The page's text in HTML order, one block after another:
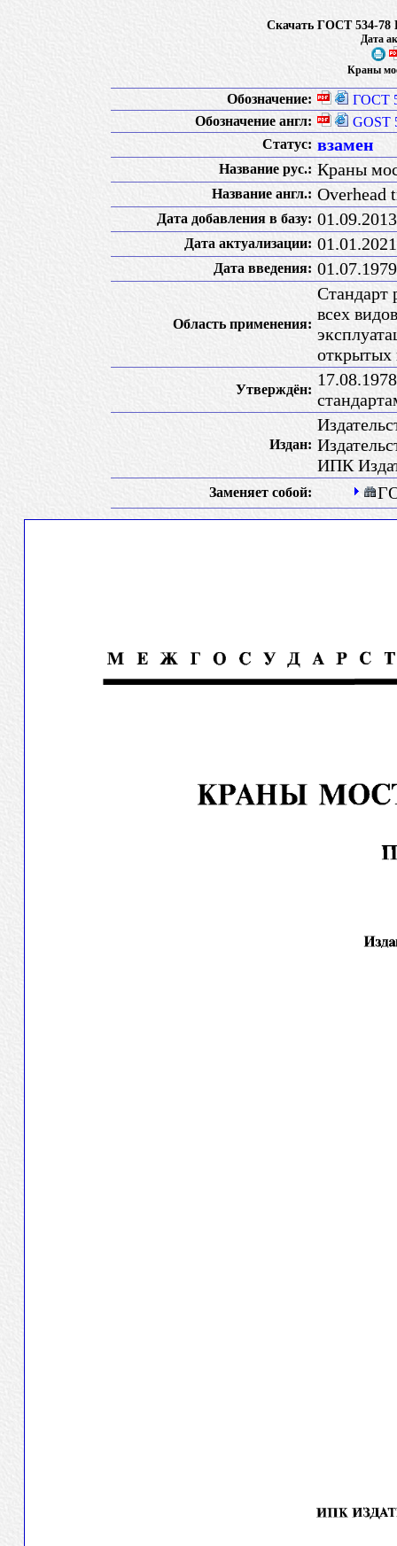
Скачать ГОСТ 534-78
Дата
Краны
Обозначение:
ГОСТ
Обозначение англ:
GOST
Статус: взамен
Название рус.: Краны
Название англ.: Overhead
Дата добавления в базу: 01.09.2013
Дата актуализации: 01.01.2021
Дата введения: 01.07.1979
Область применения:
Стандарт
всех
открытых
Утверждён:
Издан:
ИПК
Заменяет собой: